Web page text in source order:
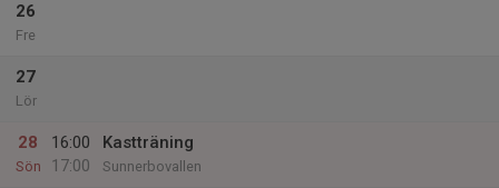
26
Fre
27
Lör
28
Sön
16:00
17:00
Kastträning
Sunnerbovallen